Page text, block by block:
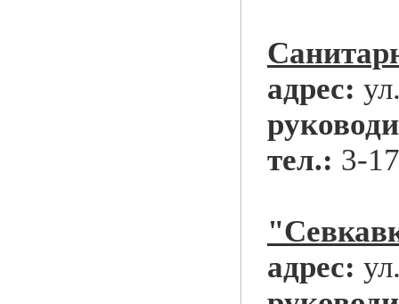
адрес:
тел.: 3-
адрес: